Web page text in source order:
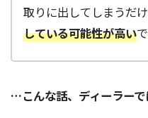
取りに出してしまうだ
している可能性が高い
…こんな話、ディーラーで